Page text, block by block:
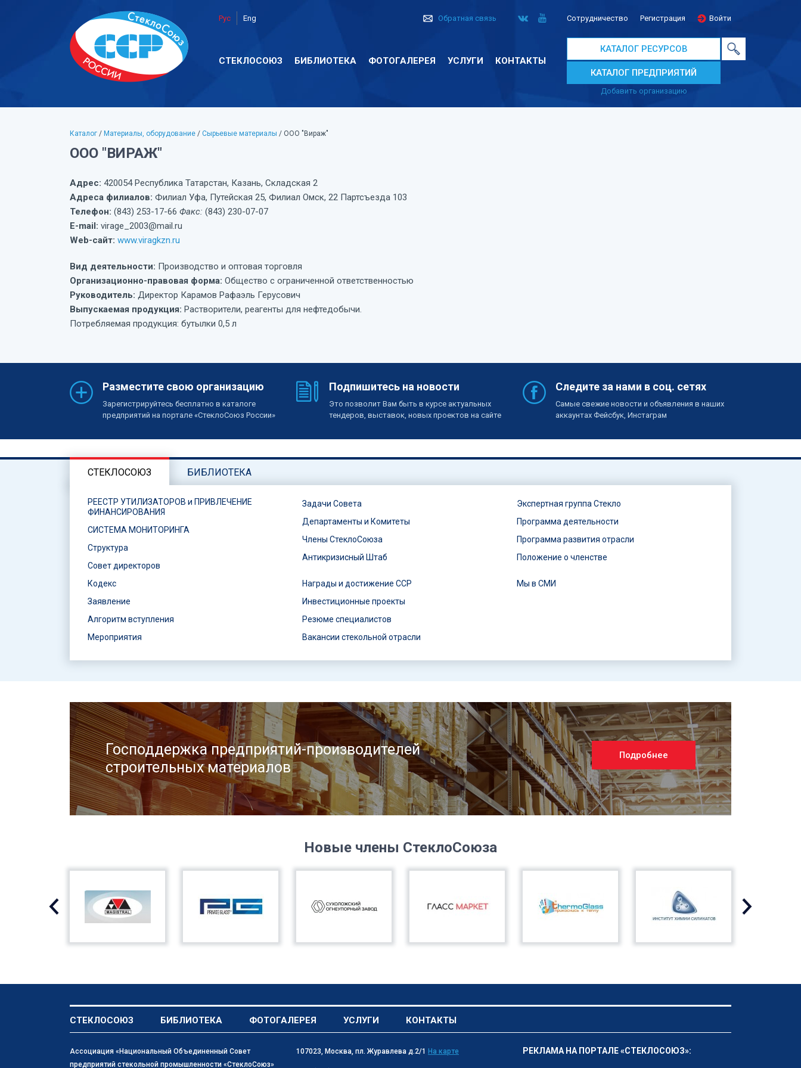
Рус Eng Обратная связь Сотрудничество Регистрация Войти
СТЕКЛОСОЮЗ БИБЛИОТЕКА ФОТОГАЛЕРЕЯ УСЛУГИ КОНТАКТЫ
КАТАЛОГ РЕСУРСОВ
КАТАЛОГ ПРЕДПРИЯТИЙ
Добавить организацию
Каталог / Материалы, оборудование / Сырьевые материалы / ООО "Вираж"
ООО "ВИРАЖ"
Адрес: 420054 Республика Татарстан, Казань, Складская 2
Адреса филиалов: Филиал Уфа, Путейская 25, Филиал Омск, 22 Партсъезда 103
Телефон: (843) 253-17-66 Факс: (843) 230-07-07
E-mail: virage_2003@mail.ru
Web-сайт: www.viragkzn.ru
Вид деятельности: Производство и оптовая торговля
Организационно-правовая форма: Общество с ограниченной ответственностью
Руководитель: Директор Карамов Рафаэль Герусович
Выпускаемая продукция: Растворители, реагенты для нефтедобычи.
Потребляемая продукция: бутылки 0,5 л
Разместите свою организацию
Зарегистрируйтесь бесплатно в каталоге
предприятий на портале «СтеклоСоюз России»
Подпишитесь на новости
Это позволит Вам быть в курсе актуальных
тендеров, выставок, новых проектов на сайте
Следите за нами в соц. сетях
Самые свежие новости и объявления в наших
аккаунтах Фейсбук, Инстаграм
СТЕКЛОСОЮЗ БИБЛИОТЕКА
РЕЕСТР УТИЛИЗАТОРОВ и ПРИВЛЕЧЕНИЕ
ФИНАНСИРОВАНИЯ
СИСТЕМА МОНИТОРИНГА
Структура
Совет директоров
Задачи Совета
Департаменты и Комитеты
Члены СтеклоСоюза
Антикризисный Штаб
Экспертная группа Стекло
Программа деятельности
Программа развития отрасли
Положение о членстве
Кодекс
Заявление
Алгоритм вступления
Мероприятия
Награды и достижение ССР
Инвестиционные проекты
Резюме специалистов
Вакансии стекольной отрасли
Мы в СМИ
Господдержка предприятий-производителей
строительных материалов
Подробнее
Новые члены СтеклоСоюза
СТЕКЛОСОЮЗ БИБЛИОТЕКА ФОТОГАЛЕРЕЯ УСЛУГИ КОНТАКТЫ
Ассоциация «Национальный Объединенный Совет
предприятий стекольной промышленности «СтеклоСоюз»
107023, Москва, пл. Журавлева д.2/1 На карте РЕКЛАМА НА ПОРТАЛЕ «СТЕКЛОСОЮЗ»: